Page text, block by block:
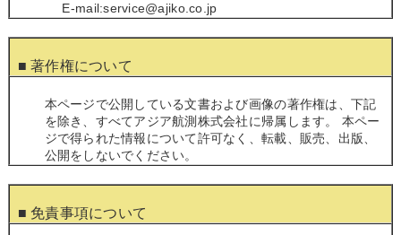
E-mail:service@ajiko.co.jp
■ 著作権について
本ページで公開している文書および画像の著作権は、下記
を除き、すべてアジア航測株式会社に帰属します。 本ペー
ジで得られた情報について許可なく、転載、販売、出版、
公開をしないでください。
■ 免責事項について